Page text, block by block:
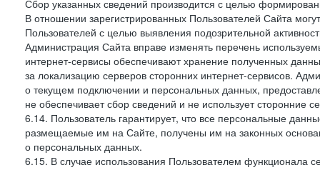
Сбор указанных сведений производится с целью
В отношении зарегистрированных Пользователей Сайта
Пользователей с целью выявления подозрительной
Администрация Сайта вправе изменять перечень
интернет-сервисы обеспечивают хранение полученных
за локализацию серверов сторонних интернет-сервисов.
о текущем подключении и персональных данных,
не обеспечивает сбор сведений и не использует
6.14. Пользователь гарантирует, что все персональные
размещаемые им на Сайте, получены им на законных
о персональных данных.
6.15. В случае использования Пользователем функционала